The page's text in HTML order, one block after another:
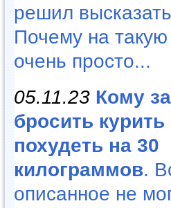
решил
Почему на
очень просто...
05.11.23 Кому
бросить курить
похудеть на 30
килограммов.
описанное не